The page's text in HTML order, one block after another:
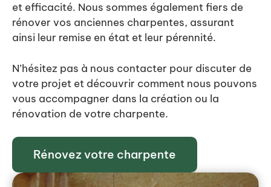
et efficacité. Nous sommes également fiers de
rénover vos anciennes charpentes, assurant
ainsi leur remise en état et leur pérennité.
N’hésitez pas à nous contacter pour discuter de
votre projet et découvrir comment nous pouvons
vous accompagner dans la création ou la
rénovation de votre charpente.
Rénovez votre charpente